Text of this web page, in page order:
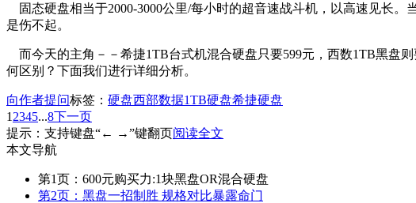
固态硬盘相当于2000-3000公里/每小时的超音速战斗机，以高速见长。
是伤不起。
而今天的主角－－希捷1TB台式机混合硬盘只要599元，西数1TB黑盘
何区别？下面我们进行详细分析。
向作者提问标签： 硬盘西部数据1TB硬盘希捷硬盘
1 2345...8下一页
提示：支持键盘“← →”键翻页阅读全文
本文导航
第1页：600元购买力:1块黑盘OR混合硬盘
第2页：黑盘一招制胜 规格对比暴露命门